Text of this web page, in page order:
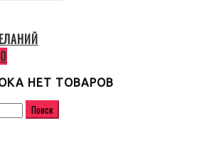
0
НЕТ ТОВАРОВ